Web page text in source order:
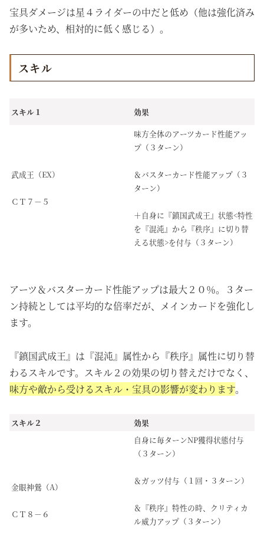
宝具ダメージは星４ライダーの中だと低め（他は強化済み
が多いため、相対的に低く感じる）。
スキル
スキル１ 効果
武成王（EX）
ＣＴ７－５
味方全体のアーツカード性能アッ
プ（３ターン）
＆バスターカード性能アップ（３
ターン）
＋自身に『鎮国武成王』状態<特性
を『混沌』から『秩序』に切り替
える状態>を付与（３ターン）
アーツ＆バスターカード性能アップは最大２０％。３ター
ン持続としては平均的な倍率だが、メインカードを強化し
ます。
『鎮国武成王』は『混沌』属性から『秩序』属性に切り替
わるスキルです。スキル２の効果の切り替えだけでなく、
味方や敵から受けるスキル・宝具の影響が変わります。
スキル２ 効果
金眼神鶯（A）
ＣＴ８－６
自身に毎ターンNP獲得状態付与
（３ターン）
＆ガッツ付与（１回・３ターン）
＆『秩序』特性の時、クリティカ
ル威力アップ（３ターン）